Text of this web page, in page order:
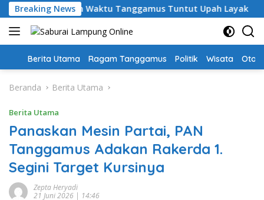
Langsung
ke
konten
Breaking News
PPPK Paruh Waktu Tanggamus Tuntut Upah Layak
Home
Berita Utama Ragam Tanggamus Politik Wisata Oto
Beranda Berita Utama
Berita Utama
Panaskan Mesin Partai, PAN
Tanggamus Adakan Rakerda 1.
Segini Target Kursinya
Zepta Heryadi
21 Juni 2026 | 14:46